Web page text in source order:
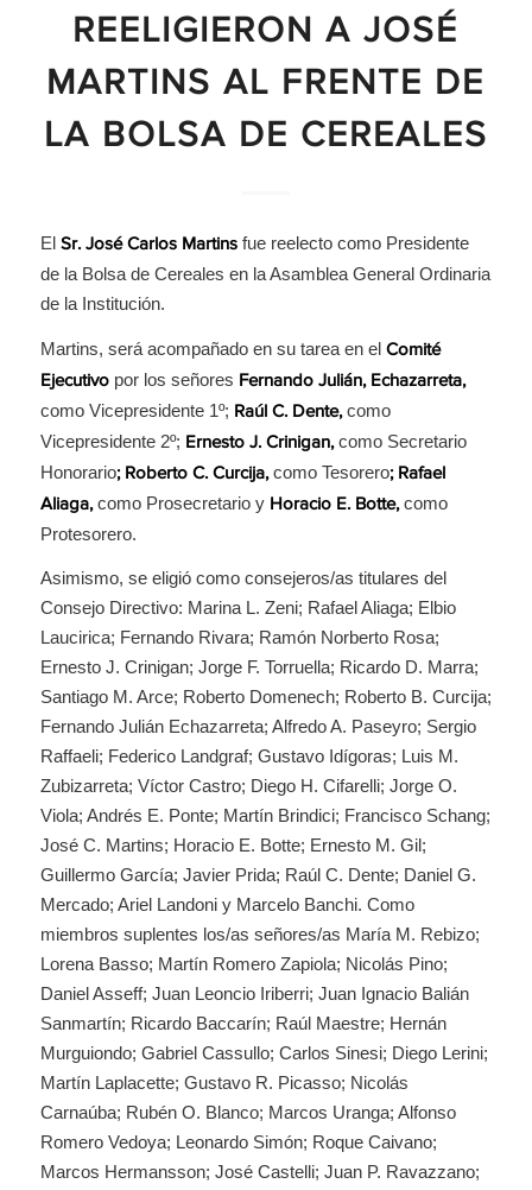
REELIGIERON A JOSÉ
MARTINS AL FRENTE DE
LA BOLSA DE CEREALES
El Sr. José Carlos Martinsfue reelecto como Presidente
de la Bolsa de Cereales en la Asamblea General Ordinaria
de la Institución.
Martins, será acompañado en su tarea en el Comité
Ejecutivopor los señores Fernando Julián,Echazarreta,
como Vicepresidente 1º; Raúl C. Dente, como
Vicepresidente 2º; Ernesto J. Crinigan, como Secretario
Honorario; Roberto C. Curcija, como Tesorero; Rafael
Aliaga, como Prosecretario y Horacio E. Botte, como
Protesorero.
Asimismo, se eligió como consejeros/as titulares del
Consejo Directivo: Marina L. Zeni; Rafael Aliaga; Elbio
Laucirica; Fernando Rivara; Ramón Norberto Rosa;
Ernesto J. Crinigan; Jorge F. Torruella; Ricardo D. Marra;
Santiago M. Arce; Roberto Domenech; Roberto B. Curcija;
Fernando Julián Echazarreta; Alfredo A. Paseyro; Sergio
Raffaeli; Federico Landgraf; Gustavo Idígoras; Luis M.
Zubizarreta; Víctor Castro; Diego H. Cifarelli; Jorge O.
Viola; Andrés E. Ponte; Martín Brindici; Francisco Schang;
José C. Martins; Horacio E. Botte; Ernesto M. Gil;
Guillermo García; Javier Prida; Raúl C. Dente; Daniel G.
Mercado; Ariel Landoni y Marcelo Banchi. Como
miembros suplentes los/as señores/as María M. Rebizo;
Lorena Basso; Martín Romero Zapiola; Nicolás Pino;
Daniel Asseff; Juan Leoncio Iriberri; Juan Ignacio Balián
Sanmartín; Ricardo Baccarín; Raúl Maestre; Hernán
Murguiondo; Gabriel Cassullo; Carlos Sinesi; Diego Lerini;
Martín Laplacette; Gustavo R. Picasso; Nicolás
Carnaúba; Rubén O. Blanco; Marcos Uranga; Alfonso
Romero Vedoya; Leonardo Simón; Roque Caivano;
Marcos Hermansson; José Castelli; Juan P. Ravazzano;